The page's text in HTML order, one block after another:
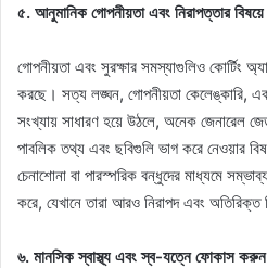
৫. আনুমানিক গোপনীয়তা এবং নিরাপত্তার
গোপনীয়তা এবং সুরক্ষার সমস্যাগুলিও কোর্টিং
করছে। সত্য লঙ্ঘন, গোপনীয়তা কেলেঙ্কারি,
সংখ্যায় সাধারণ হয়ে উঠলে, অনেক জেনারেল
পাবলিক তথ্য এবং ছবিগুলি ভাগ করে নেওয়ার
চেনাশোনা বা পারস্পরিক বন্ধুদের মাধ্যমে
করে, যেখানে তারা আরও নিরাপদ এবং
৬. মানসিক স্বাস্থ্য এবং স্ব-যত্নে ফোকাস